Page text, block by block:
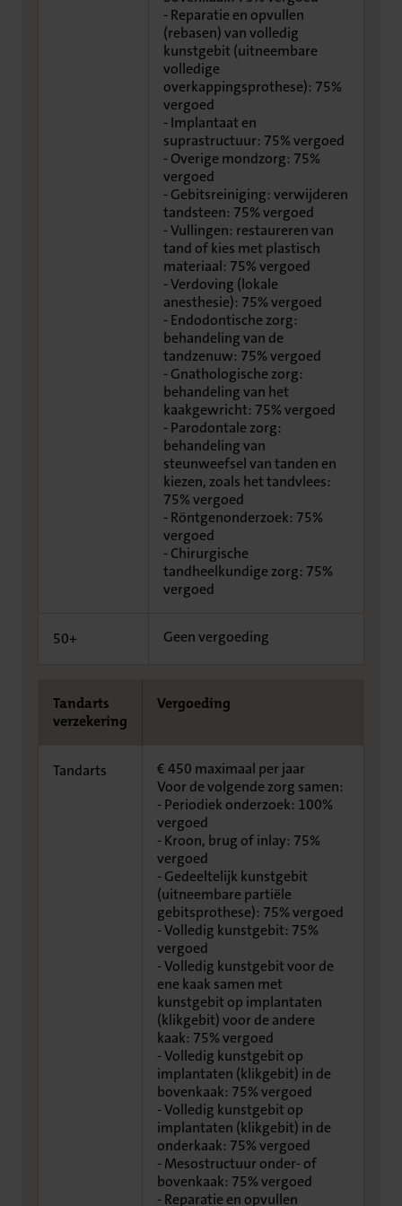
- Reparatie en opvullen
(rebasen) van volledig
kunstgebit (uitneembare
volledige
overkappingsprothese): 75%
vergoed
- Implantaat en
suprastructuur: 75% vergoed
- Overige mondzorg: 75%
vergoed
- Gebitsreiniging: verwijderen
tandsteen: 75% vergoed
- Vullingen: restaureren van
tand of kies met plastisch
materiaal: 75% vergoed
- Verdoving (lokale
anesthesie): 75% vergoed
- Endodontische zorg:
behandeling van de
tandzenuw: 75% vergoed
- Gnathologische zorg:
behandeling van het
kaakgewricht: 75% vergoed
- Parodontale zorg:
behandeling van
steunweefsel van tanden en
kiezen, zoals het tandvlees:
75% vergoed
- Röntgenonderzoek: 75%
vergoed
- Chirurgische
tandheelkundige zorg: 75%
vergoed
50+ Geen vergoeding
Tandarts
verzekering
Vergoeding
Tandarts
€ 450 maximaal per jaar
Voor de volgende zorg samen:
- Periodiek onderzoek: 100%
vergoed
- Kroon, brug of inlay: 75%
vergoed
- Gedeeltelijk kunstgebit
(uitneembare partiële
gebitsprothese): 75% vergoed
- Volledig kunstgebit: 75%
vergoed
- Volledig kunstgebit voor de
ene kaak samen met
kunstgebit op implantaten
(klikgebit) voor de andere
kaak: 75% vergoed
- Volledig kunstgebit op
implantaten (klikgebit) in de
bovenkaak: 75% vergoed
- Volledig kunstgebit op
implantaten (klikgebit) in de
onderkaak: 75% vergoed
- Mesostructuur onder- of
bovenkaak: 75% vergoed
- Reparatie en opvullen